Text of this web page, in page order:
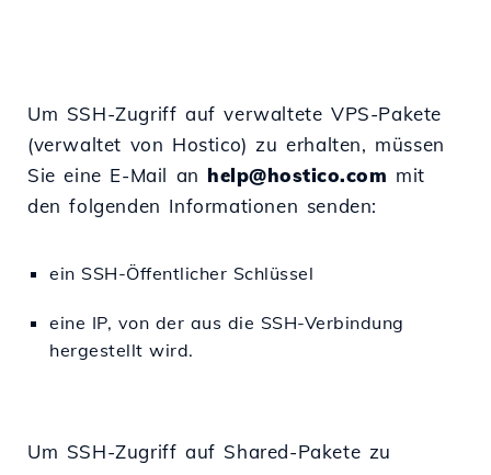
Um SSH-Zugriff auf verwaltete VPS-Pakete
(verwaltet von Hostico) zu erhalten, müssen
Sie eine E-Mail an help@hostico.com mit
den folgenden Informationen senden:
ein SSH-Öffentlicher Schlüssel
eine IP, von der aus die SSH-Verbindung
hergestellt wird.
Um SSH-Zugriff auf Shared-Pakete zu